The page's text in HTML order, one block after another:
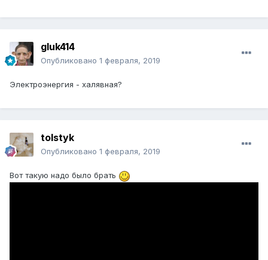
gluk414
Опубликовано 1 февраля, 2019
Электроэнергия - халявная?
tolstyk
Опубликовано 1 февраля, 2019
Вот такую надо было брать